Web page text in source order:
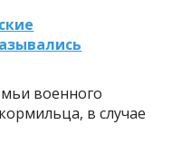
военного
в случае